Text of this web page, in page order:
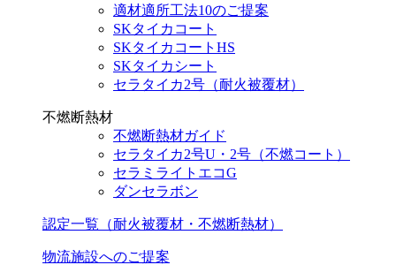
適材適所工法10のご提案
SKタイカコート
SKタイカコートHS
SKタイカシート
セラタイカ2号（耐火被覆材）
不燃断熱材
不燃断熱材ガイド
セラタイカ2号U・2号（不燃コート）
セラミライトエコG
ダンセラボン
認定一覧（耐火被覆材・不燃断熱材）
物流施設へのご提案